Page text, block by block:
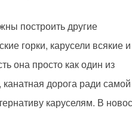
построить другие
горки, карусели всякие и
она просто как один из
дорога ради самой
каруселям. В